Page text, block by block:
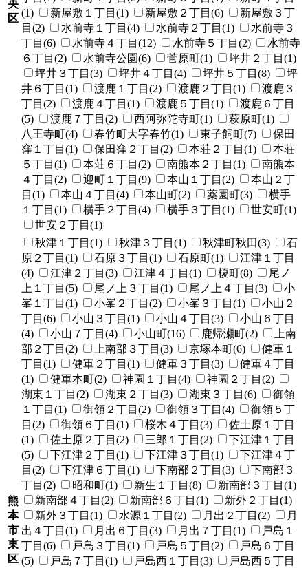
央
区 (1)
新屋敷１丁目(1) 新屋敷２丁目(6)
新屋敷３丁
目(2)
水前寺１丁目(4) 水前寺２丁目(1)
水前寺３
丁目(6)
水前寺４丁目(12) 水前寺５丁目(2)
水前寺
６丁目(2)
水前寺公園(6) 菅原町(1)
坪井２丁目(1)
坪井３丁目(3)
坪井４丁目(4) 坪井５丁目(8)
坪
井６丁目(1)
渡鹿１丁目(2) 渡鹿２丁目(1)
渡鹿３
丁目(2)
渡鹿４丁目(1) 渡鹿５丁目(1)
渡鹿６丁目
(5)
渡鹿７丁目(2) 西阿弥陀寺町(1)
萩原町(1)
八王寺町(4)
春竹町大字春竹(1) 東子飼町(7)
保田
窪１丁目(1)
保田窪２丁目(2) 本荘２丁目(1)
本荘
５丁目(1)
本荘６丁目(2) 南熊本２丁目(1)
南熊本
４丁目(2)
迎町１丁目(9) 本山１丁目(2)
本山２丁
目(1)
本山４丁目(4) 本山町(2) 薬園町(3)
横手
１丁目(1)
横手２丁目(4) 横手３丁目(1)
世安町(1)
世安２丁目(1)
熊
本
市
東
区
秋津１丁目(1) 秋津３丁目(1) 秋津町秋田(3)
石
原２丁目(1)
石原３丁目(1) 石原町(1)
江津１丁目
(4)
江津２丁目(3) 江津４丁目(1) 榎町(8)
尾ノ
上１丁目(5)
尾ノ上３丁目(1) 尾ノ上４丁目(3)
小
峯１丁目(1)
小峯２丁目(2) 小峯３丁目(1)
小山２
丁目(6)
小山３丁目(1) 小山４丁目(3)
小山６丁目
(4)
小山７丁目(4) 小山町(16) 鹿帰瀬町(2)
上南
部２丁目(2)
上南部３丁目(3) 京塚本町(6)
健軍１
丁目(1)
健軍２丁目(1) 健軍３丁目(3)
健軍４丁目
(1)
健軍本町(2) 神園１丁目(4)
神園２丁目(2)
湖東１丁目(2)
湖東２丁目(3) 湖東３丁目(6)
御領
１丁目(1)
御領２丁目(2) 御領３丁目(4)
御領５丁
目(2)
御領６丁目(1) 桜木４丁目(3)
佐土原１丁目
(1)
佐土原２丁目(2) 三郎１丁目(2)
下江津１丁目
(5)
下江津２丁目(1) 下江津３丁目(1)
下江津４丁
目(2)
下江津６丁目(1) 下南部２丁目(3)
下南部３
丁目(2)
昭和町(1) 新生１丁目(8)
新南部３丁目(1)
新南部４丁目(2)
新南部６丁目(1)
新外２丁目(1)
新外３丁目(1)
水源１丁目(2) 月出２丁目(2)
月
出４丁目(1)
月出６丁目(3) 月出７丁目(1)
戸島１
丁目(6)
戸島３丁目(1) 戸島５丁目(2)
戸島６丁目
(5)
戸島７丁目(1) 戸島西１丁目(3)
戸島西５丁目